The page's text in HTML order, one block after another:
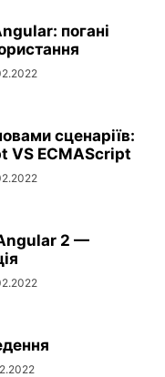
погані
сценаріїв:
VS ECMAScript
2 —